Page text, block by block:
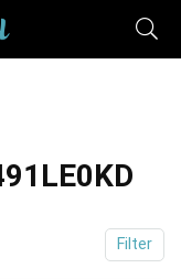
Filter